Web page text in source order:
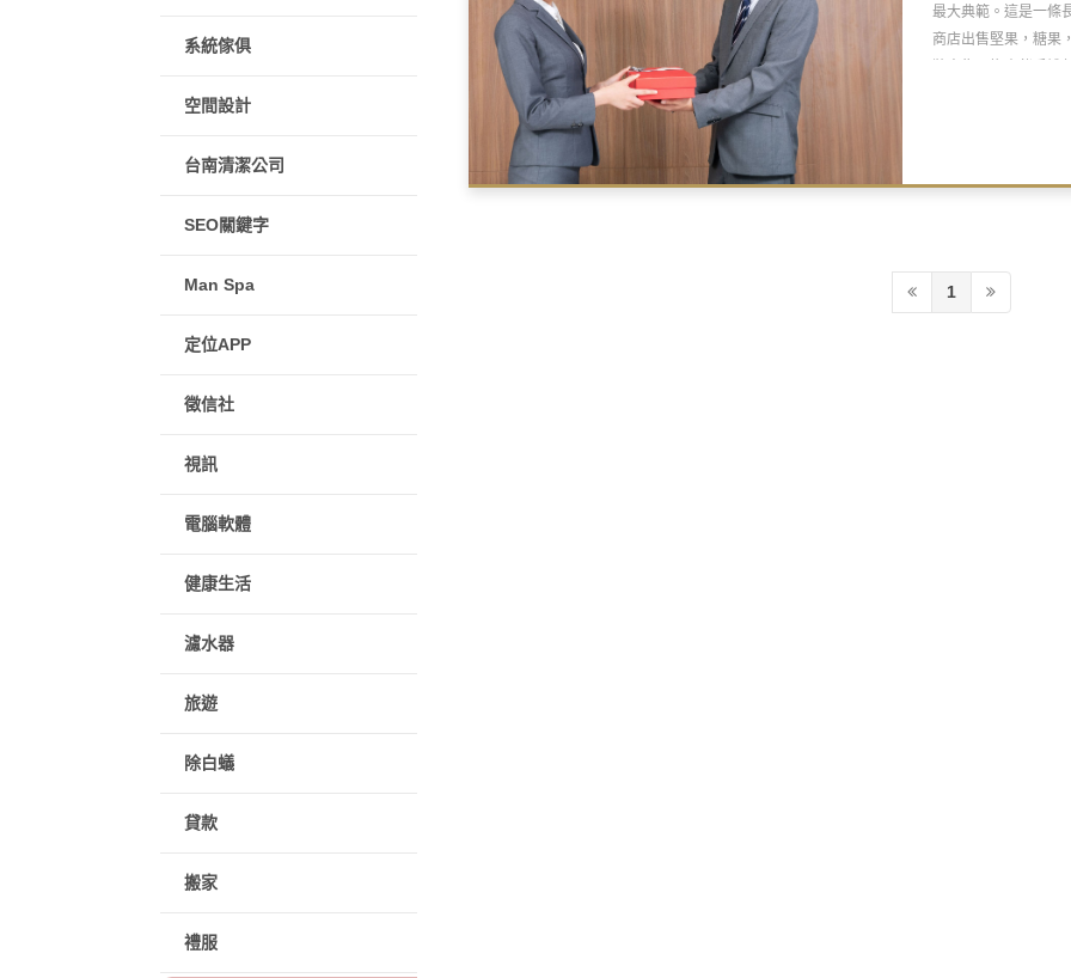
最大典範。這是一條
商店出售堅果，糖果
1
系統傢俱
空間設計
台南清潔公司
SEO關鍵字
Man Spa
定位APP
徵信社
視訊
電腦軟體
健康生活
濾水器
旅遊
除白蟻
貸款
搬家
禮服